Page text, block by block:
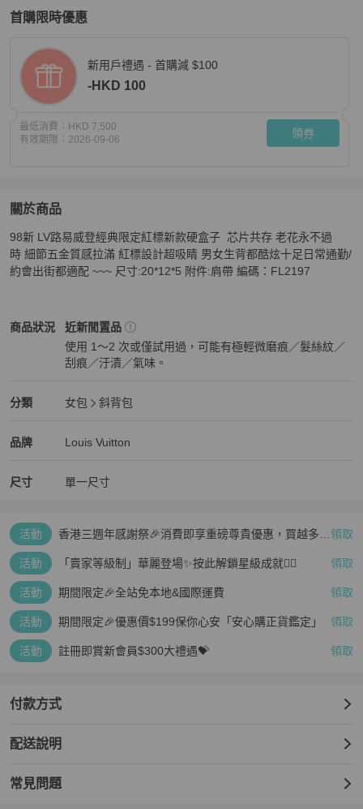
首購限時優惠
新用戶禮遇 - 首購減 $100
-HKD 100
最低消費： HKD 7,500
有效期限： 2026-09-06 領券
關於商品
關於 98新 LV路易威登經典限定紅標新款硬盒子 商品詳情與購
98新 LV路易威登經典限定紅標新款硬盒子  芯片共存 老花永不過
時 細節五金質感拉滿 紅標設計超吸睛 男女生背都酷炫十足日常通勤/
約會出街都適配 ~~~ 尺寸:20*12*5 附件:肩帶 編碼：FL2197
商品狀況
Louis Vuitton女包商品狀態與細節
近新閒置品
使用 1～2 次或僅試用過，可能有極輕微磨痕／髮絲紋／
刮痕／汙漬／氣味。
分類
Louis Vuitton女包 分類資訊
女包
斜背包
品牌
Louis Vuitton精品女包品牌介紹
Louis Vuitton
Louis Vuitton推薦清單
尺寸 單一尺寸
活動
香港三週年感謝祭🎉消費即享重磅尊貴優惠，買越多、 領取
活動 「賣家等級制」華麗登場✨按此解鎖星級成就👆🏻 領取
活動 期間限定🎉全站免本地&國際運費 領取
活動 期間限定🎉優惠價$199保你心安「安心購正貨鑑定」 領取
活動 註冊即賞新會員$300大禮遇💝 領取
付款方式
配送說明
常見問題